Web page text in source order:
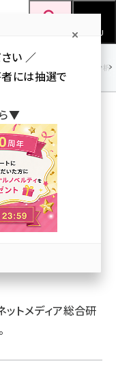
MENU
アクセス解析／データ分析
Horita)
トメディア総合研
い ／
には抽選で
▼